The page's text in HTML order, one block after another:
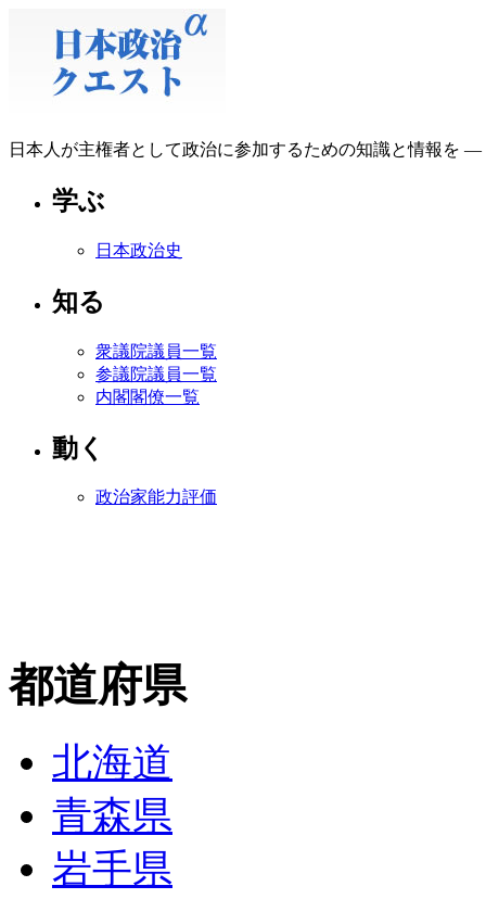
日本人が主権者として政治に参加するための知識と情報を
学ぶ
日本政治史
知る
衆議院議員一覧
参議院議員一覧
内閣閣僚一覧
動く
政治家能力評価
都道府県
北海道
青森県
岩手県